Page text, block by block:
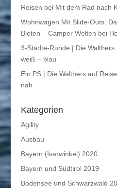
Reisen bei Mit dem Rad nach
Wohnwagen Mit Slide-Outs:
Bieten – Camper Welten bei
3-Städte-Runde | Die Walthers
weiß – blau
Ein PS | Die Walthers auf
nah
Kategorien
Agility
Ausbau
Bayern (Isarwinkel) 2020
Bayern und Südtirol 2019
Bodensee und Schwarzwald